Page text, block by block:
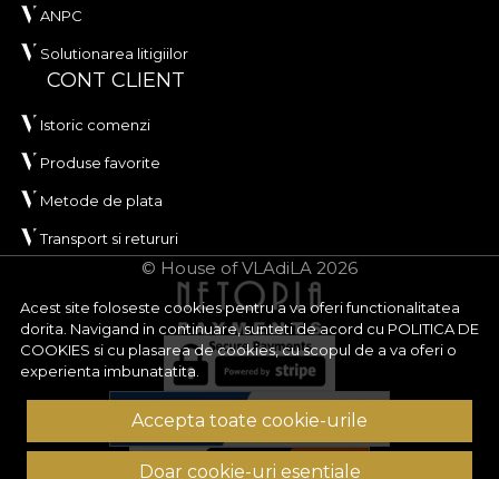
Acest site foloseste cookies pentru a va oferi functionalitatea
dorita. Navigand in continuare, sunteti de acord cu POLITICA DE
COOKIES si cu plasarea de cookies, cu scopul de a va oferi o
experienta imbunatatita.
Accepta toate cookie-urile
Doar cookie-uri esentiale
ANPC
Solutionarea litigiilor
CONT CLIENT
Istoric comenzi
Produse favorite
Metode de plata
Transport si retururi
© House of VLAdiLA 2026